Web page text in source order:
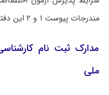
مندرجات پیوست ۱ و ۲ این دفترچه خواهد بود.
مدارک ثبت نام
ملی